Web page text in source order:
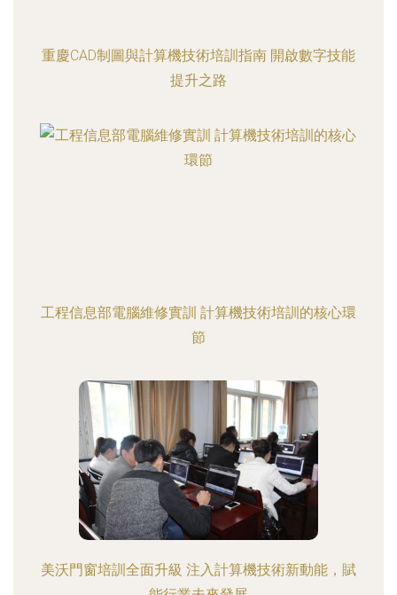
重慶CAD制圖與計算機技術培訓指南 開啟數字技能
提升之路
工程信息部電腦維修實訓 計算機技術培訓的核心環
節
美沃門窗培訓全面升級 注入計算機技術新動能，賦